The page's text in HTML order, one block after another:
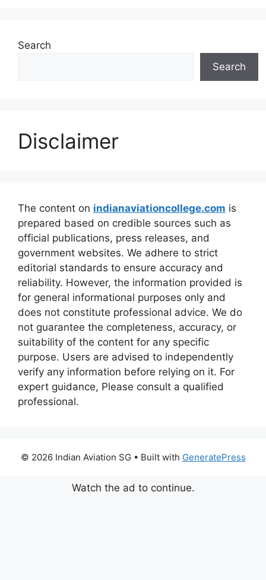
Search
Search
Disclaimer
The content on indianaviationcollege.com is
prepared based on credible sources such as
official publications, press releases, and
government websites. We adhere to strict
editorial standards to ensure accuracy and
reliability. However, the information provided is
for general informational purposes only and
does not constitute professional advice. We do
not guarantee the completeness, accuracy, or
suitability of the content for any specific
purpose. Users are advised to independently
verify any information before relying on it. For
expert guidance, Please consult a qualified
professional.
© 2026 Indian Aviation SG• Built with GeneratePress
Watch the ad to continue.